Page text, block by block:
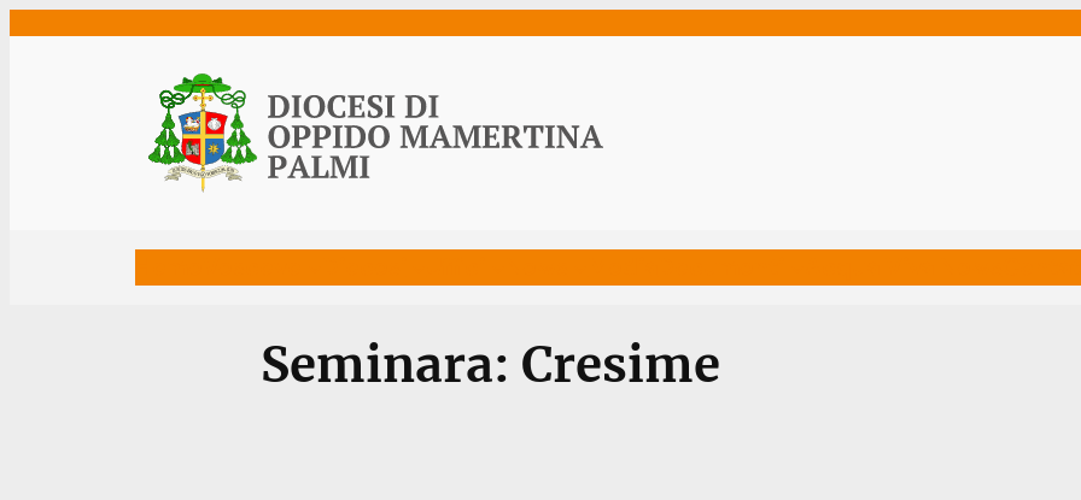
Seminara: Cresime